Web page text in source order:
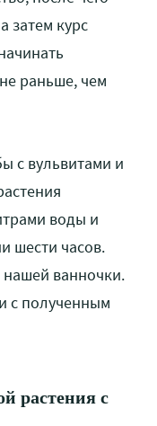
затем курс
раньше, чем
с вульвитами и
воды и
шести часов.
нашей ванночки.
с полученным
растения с